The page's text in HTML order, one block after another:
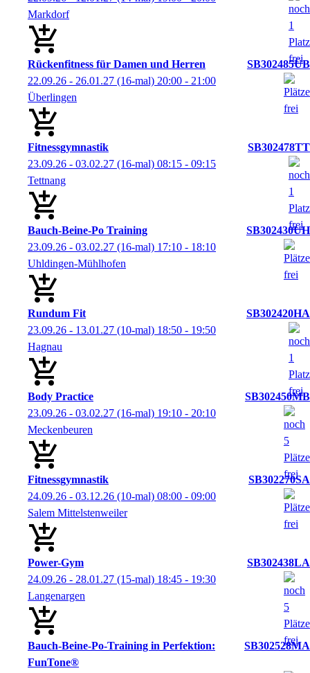
Markdorf
Rückenfitness für Damen und Herren
SB302485ÜB
22.09.26 - 26.01.27 (16-mal) 20:00 - 21:00
Überlingen
Fitnessgymnastik
SB302478TT
23.09.26 - 03.02.27 (16-mal) 08:15 - 09:15
Tettnang
Bauch-Beine-Po Training
SB302430UH
23.09.26 - 03.02.27 (16-mal) 17:10 - 18:10
Uhldingen-Mühlhofen
Rundum Fit
SB302420HA
23.09.26 - 13.01.27 (10-mal) 18:50 - 19:50
Hagnau
Body Practice
SB302450MB
23.09.26 - 03.02.27 (16-mal) 19:10 - 20:10
Meckenbeuren
Fitnessgymnastik
SB302270SA
24.09.26 - 03.12.26 (10-mal) 08:00 - 09:00
Salem Mittelstenweiler
Power-Gym
SB302438LA
24.09.26 - 28.01.27 (15-mal) 18:45 - 19:30
Langenargen
Bauch-Beine-Po-Training in Perfektion:
FunTone®
SB302528MA